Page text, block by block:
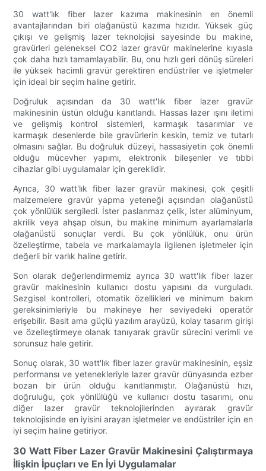
30 watt'lık fiber lazer kazıma makinesinin en önemli
avantajlarından biri olağanüstü kazıma hızıdır. Yüksek güç
çıkışı ve gelişmiş lazer teknolojisi sayesinde bu makine,
gravürleri geleneksel CO2 lazer gravür makinelerine kıyasla
çok daha hızlı tamamlayabilir. Bu, onu hızlı geri dönüş süreleri
ile yüksek hacimli gravür gerektiren endüstriler ve işletmeler
için ideal bir seçim haline getirir.
Doğruluk açısından da 30 watt'lık fiber lazer gravür
makinesinin üstün olduğu kanıtlandı. Hassas lazer ışını iletimi
ve gelişmiş kontrol sistemleri, karmaşık tasarımlar ve
karmaşık desenlerde bile gravürlerin keskin, temiz ve tutarlı
olmasını sağlar. Bu doğruluk düzeyi, hassasiyetin çok önemli
olduğu mücevher yapımı, elektronik bileşenler ve tıbbi
cihazlar gibi uygulamalar için gereklidir.
Ayrıca, 30 watt'lık fiber lazer gravür makinesi, çok çeşitli
malzemelere gravür yapma yeteneği açısından olağanüstü
çok yönlülük sergiledi. İster paslanmaz çelik, ister alüminyum,
akrilik veya ahşap olsun, bu makine minimum ayarlamalarla
olağanüstü sonuçlar verdi. Bu çok yönlülük, onu ürün
özelleştirme, tabela ve markalamayla ilgilenen işletmeler için
değerli bir varlık haline getirir.
Son olarak değerlendirmemiz ayrıca 30 watt'lık fiber lazer
gravür makinesinin kullanıcı dostu yapısını da vurguladı.
Sezgisel kontrolleri, otomatik özellikleri ve minimum bakım
gereksinimleriyle bu makineye her seviyedeki operatör
erişebilir. Basit ama güçlü yazılım arayüzü, kolay tasarım girişi
ve özelleştirmeye olanak tanıyarak gravür sürecini verimli ve
sorunsuz hale getirir.
Sonuç olarak, 30 watt'lık fiber lazer gravür makinesinin, eşsiz
performansı ve yetenekleriyle lazer gravür dünyasında ezber
bozan bir ürün olduğu kanıtlanmıştır. Olağanüstü hızı,
doğruluğu, çok yönlülüğü ve kullanıcı dostu tasarımı, onu
diğer lazer gravür teknolojilerinden ayırarak gravür
teknolojisinde en iyisini arayan işletmeler ve endüstriler için en
iyi seçim haline getiriyor.
30 Watt Fiber Lazer Gravür Makinesini Çalıştırmaya
İlişkin İpuçları ve En İyi Uygulamalar